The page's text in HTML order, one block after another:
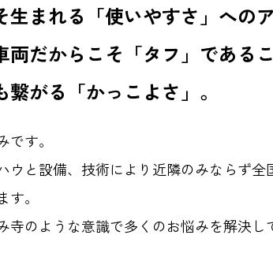
まれる「使いやすさ」への
だからこそ「タフ」であるこ
がる「かっこよさ」。
す。
と設備、技術により近隣のみならず全
。
のような意識で多くのお悩みを解決し